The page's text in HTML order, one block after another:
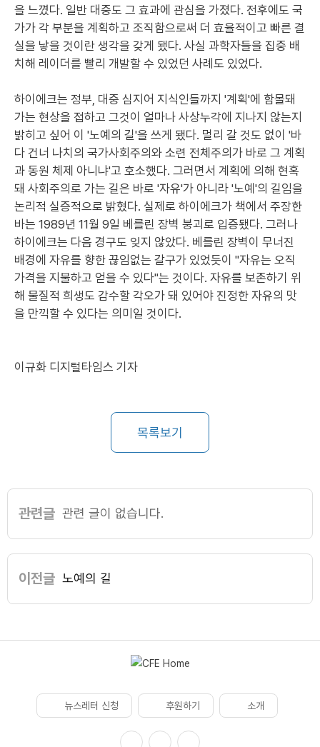
을 느꼈다. 일반 대중도 그 효과에 관심을 가졌다. 전후에도 국
가가 각 부분을 계획하고 조직함으로써 더 효율적이고 빠른 결
실을 낳을 것이란 생각을 갖게 됐다. 사실 과학자들을 집중 배
치해 레이더를 빨리 개발할 수 있었던 사례도 있었다.
하이에크는 정부, 대중 심지어 지식인들까지 '계획'에 함몰돼
가는 현상을 접하고 그것이 얼마나 사상누각에 지나지 않는지
밝히고 싶어 이 '노예의 길'을 쓰게 됐다. 멀리 갈 것도 없이 '바
다 건너 나치의 국가사회주의와 소련 전체주의가 바로 그 계획
과 동원 체제 아니냐'고 호소했다. 그러면서 계획에 의해 현혹
돼 사회주의로 가는 길은 바로 '자유'가 아니라 '노예'의 길임을
논리적 실증적으로 밝혔다. 실제로 하이에크가 책에서 주장한
바는 1989년 11월 9일 베를린 장벽 붕괴로 입증됐다. 그러나
하이에크는 다음 경구도 잊지 않았다. 베를린 장벽이 무너진
배경에 자유를 향한 끊임없는 갈구가 있었듯이 "자유는 오직
가격을 지불하고 얻을 수 있다"는 것이다. 자유를 보존하기 위
해 물질적 희생도 감수할 각오가 돼 있어야 진정한 자유의 맛
을 만끽할 수 있다는 의미일 것이다.
이규화 디지털타임스 기자
목록보기
관련글 관련 글이 없습니다.
이전글 노예의 길
뉴스레터 신청 후원하기 소개